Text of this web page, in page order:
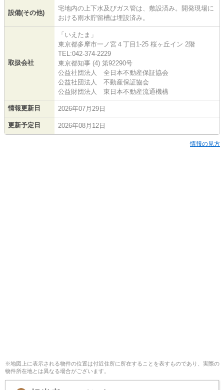
設備(その他)
宅地内の上下水及びガス管は、敷設済み。開発現場に
おける雨水貯留槽は埋設済み。
取扱会社
「いえたま」
東京都多摩市一ノ宮４丁目1-25 桜ヶ丘イン 2階
TEL:042-374-2229
東京都知事 (4) 第92290号
公益社団法人 全日本不動産保証協会
公益社団法人 不動産保証協会
公益財団法人 東日本不動産流通機構
情報更新日 2026年07月29日
更新予定日 2026年08月12日
情報の見方
※地図上に表示される物件の位置は付近住所に所在することを表すものであり、実際の
物件所在地とは異なる場合がございます。